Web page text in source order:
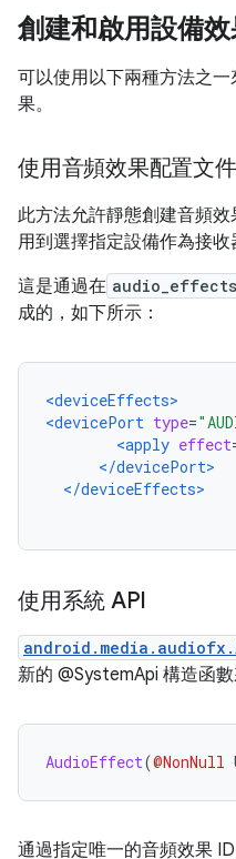
創建和啟用設備
可以使用以下兩種方法之
果。
使用音頻效果配置文件
此方法允許靜態創建音頻
用到選擇指定設備作為接收
這是通過在
成的，如下所示：
<deviceEffects>
<devicePort type=
<apply effect
</devicePort>
</deviceEffects>
使用系統 API
新的 @SystemApi 構造函
AudioEffect(@NonNull
通過指定唯一的音頻效果